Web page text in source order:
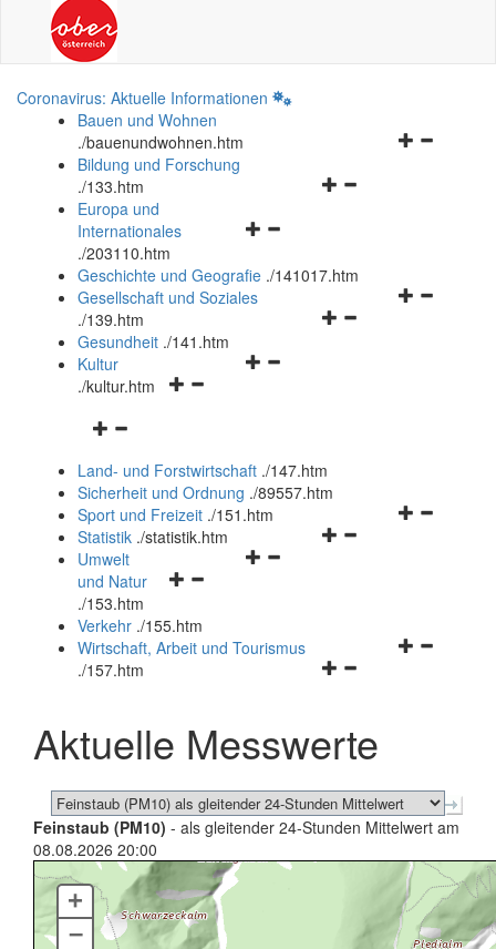
Coronavirus: Aktuelle Informationen
Bauen und Wohnen
./bauenundwohnen.htm
Navigationsmenü
Bildung und Forschung
./133.htm
Navigationsmenü
und
schließen
Europa und
Internationales
./203110.htm
Geschichte und Geografie ./141017.htm
Navigationsmenü
Gesellschaft und Soziales
./139.htm
Navigationsmenü
Gesundheit ./141.htm
Navigationsmenü
Kultur
./kultur.htm
Navigationsmenü
und
schließen
Land- und Forstwirtschaft ./147.htm
Sicherheit und Ordnung ./89557.htm
Navigationsmenü
Sport und Freizeit ./151.htm
Navigationsmenü
Statistik ./statistik.htm
Navigationsmenü
und
schließen
Umwelt
und Natur
./153.htm
Verkehr ./155.htm
Navigationsmenü
schließen
Wirtschaft, Arbeit und Tourismus
./157.htm
Aktuelle Messwerte
Feinstaub (PM10) - als gleitender 24-Stunden Mittelwert am
08.08.2026 20:00
+
–